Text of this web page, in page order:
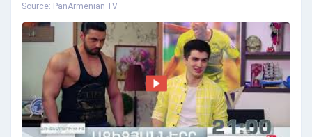
Source: PanArmenian TV